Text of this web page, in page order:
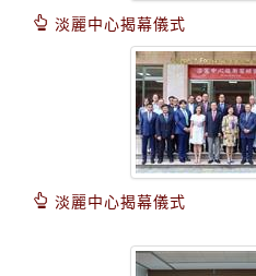
淡麗中心揭幕儀式
淡麗中心揭幕儀式